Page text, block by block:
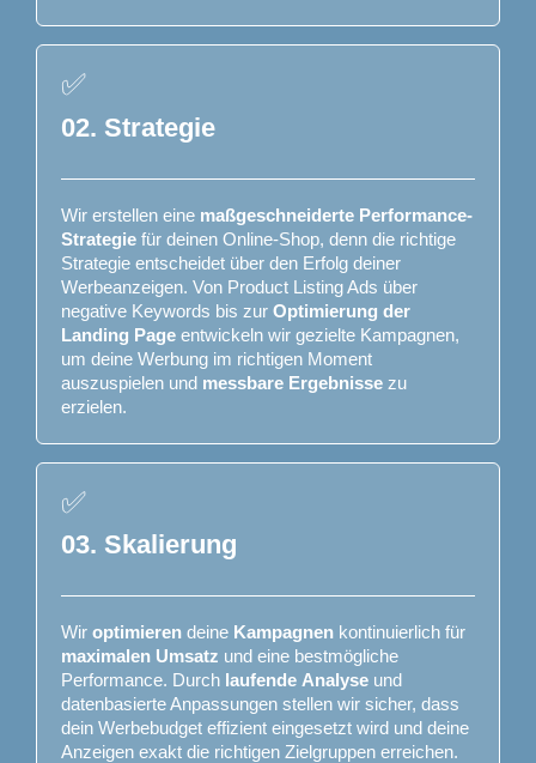
✅
02. Strategie
Wir erstellen eine maßgeschneiderte Performance-
Strategie für deinen Online-Shop, denn die richtige
Strategie entscheidet über den Erfolg deiner
Werbeanzeigen. Von Product Listing Ads über
negative Keywords bis zur Optimierung der
Landing Page entwickeln wir gezielte Kampagnen,
um deine Werbung im richtigen Moment
auszuspielen und messbare Ergebnisse zu
erzielen.
✅
03. Skalierung
Wir optimieren deine Kampagnen kontinuierlich für
maximalen Umsatz und eine bestmögliche
Performance. Durch laufende Analyse und
datenbasierte Anpassungen stellen wir sicher, dass
dein Werbebudget effizient eingesetzt wird und deine
Anzeigen exakt die richtigen Zielgruppen erreichen.